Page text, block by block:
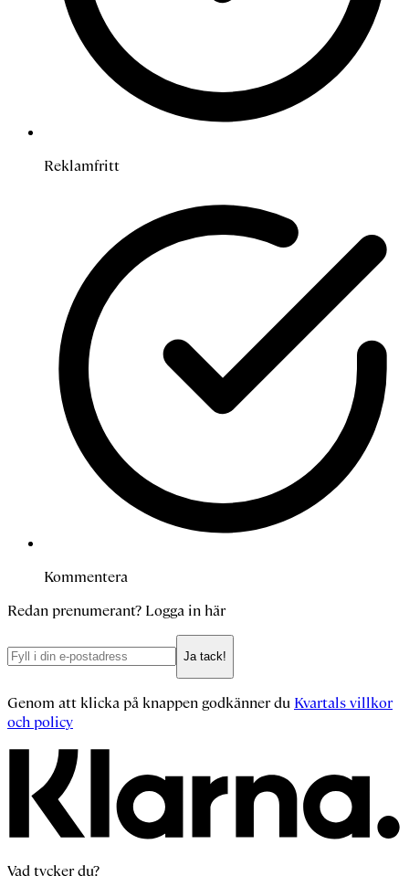
Reklamfritt
Kommentera
Redan prenumerant? Logga in här
Ja tack!
Genom att klicka på knappen godkänner du Kvartals villkor
och policy
Vad tycker du?